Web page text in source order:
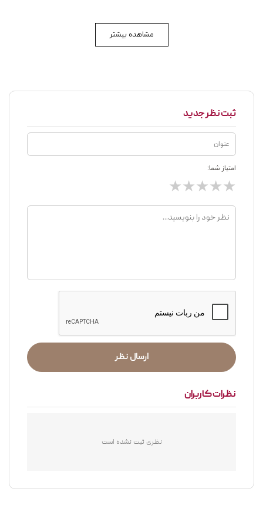
مشاهده بیشتر
ثبت نظر جدید
امتیاز شما:
★
★
★
★
★
ارسال نظر
نظرات کاربران
نظری ثبت نشده است